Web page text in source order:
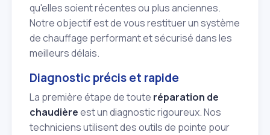
qu'elles soient récentes ou plus anciennes.
Notre objectif est de vous restituer un système
de chauffage performant et sécurisé dans les
meilleurs délais.
Diagnostic précis et rapide
La première étape de toute réparation de
chaudièreest un diagnostic rigoureux. Nos
techniciens utilisent des outils de pointe pour